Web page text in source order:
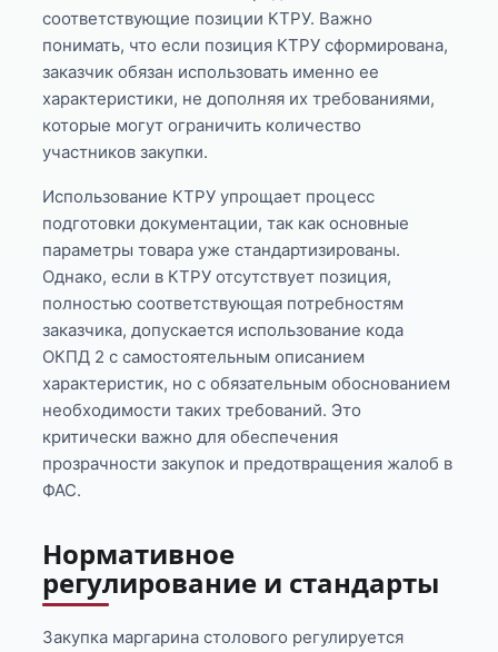
соответствующие позиции КТРУ. Важно
понимать, что если позиция КТРУ сформирована,
заказчик обязан использовать именно ее
характеристики, не дополняя их требованиями,
которые могут ограничить количество
участников закупки.
Использование КТРУ упрощает процесс
подготовки документации, так как основные
параметры товара уже стандартизированы.
Однако, если в КТРУ отсутствует позиция,
полностью соответствующая потребностям
заказчика, допускается использование кода
ОКПД 2 с самостоятельным описанием
характеристик, но с обязательным обоснованием
необходимости таких требований. Это
критически важно для обеспечения
прозрачности закупок и предотвращения жалоб в
ФАС.
Нормативное
регулирование и стандарты
Закупка маргарина столового регулируется